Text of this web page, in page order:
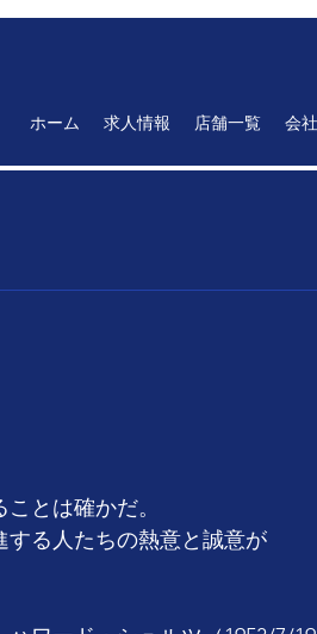
ホーム 求人情報 店舗一覧 会
言】
とは確かだ。
る人たちの熱意と誠意が